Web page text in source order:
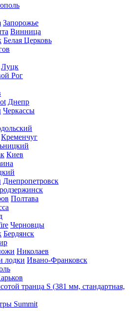
Запорожье
Винница
Белая Церковь
Луцк
Рог
Днепр
Черкассы
Кременчуг
Киев
Днепропетровск
Полтава
Черновцы
Бердянск
Николаев
лодки Ивано-Франковск
транца S (381 мм, стандартная,
Summit